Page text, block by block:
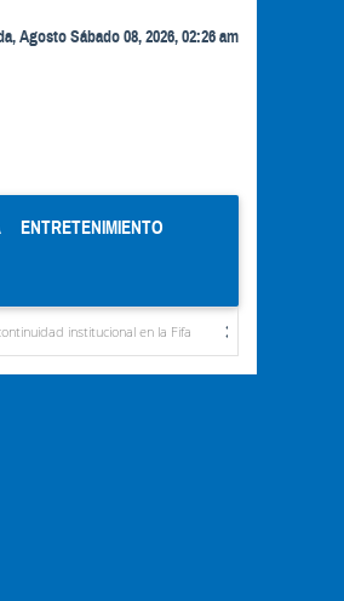
Agosto Sábado 08, 2026, 02:26 am
ENTRETENIMIENTO
en la Fifa Organismos públicos recortan